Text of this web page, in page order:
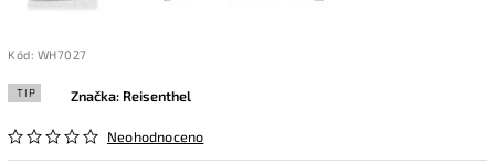
Kód: WH7027
TIP
Neohodnoceno
Značka: Reisenthel